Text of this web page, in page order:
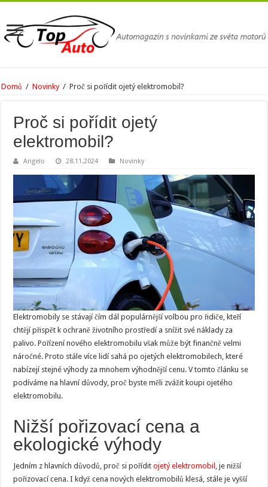
Domů / Novinky / Proč si pořídit ojetý elektromobil?
Proč si pořídit ojetý
elektromobil?
Angelo 28.11.2024 Novinky
Elektromobily se stávají čím dál populárnější volbou pro řidiče, kteří
chtějí přispět k ochraně životního prostředí a snížit své náklady za
palivo. Pořízení nového elektromobilu však může být finančně velmi
náročné. Proto stále více lidí sahá po ojetých elektromobilech, které
nabízejí stejné výhody za mnohem výhodnější cenu. V tomto článku se
podíváme na hlavní důvody, proč byste měli zvážit koupi ojetého
elektromobilu.
Nižší pořizovací cena a
ekologické výhody
Jedním z hlavních důvodů, proč si poříditojetý elektromobil , je nižší
pořizovací cena. I když cena nových elektromobilů klesá, stále je vyšší